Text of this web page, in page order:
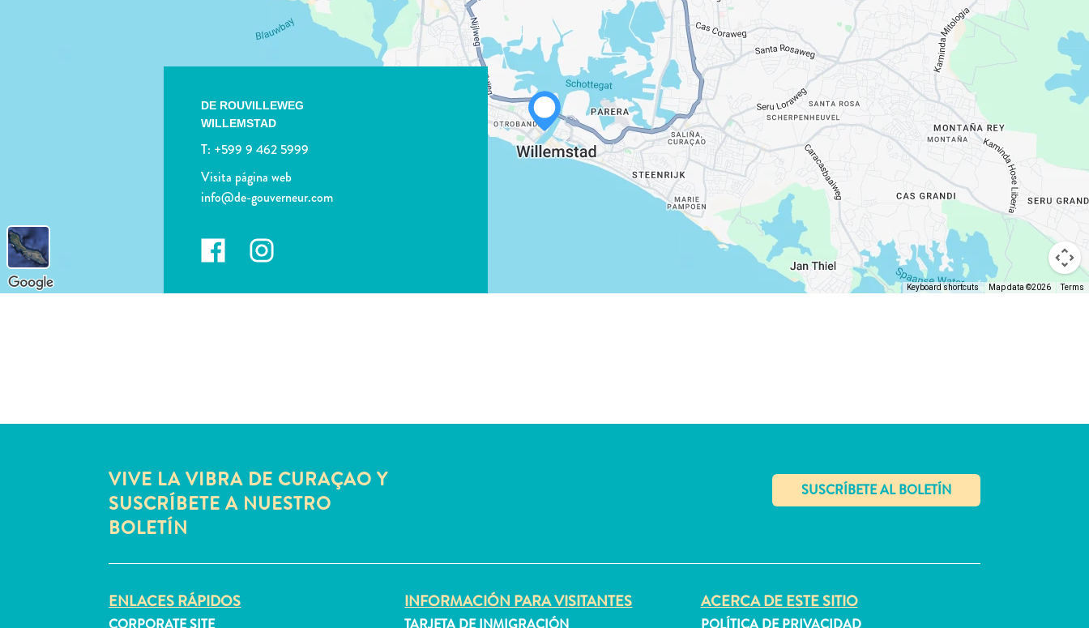
WHATSAPP
FACEBOOK
DE ROUVILLEWEG
WILLEMSTAD
T: +599 9 462 5999
Visita página web
info@de-gouverneur.com
Keyboard shortcuts Map data ©2026 Terms
VIVE LA VIBRA DE CURAÇAO Y
SUSCRÍBETE A NUESTRO
BOLETÍN
✕
ENLACES RÁPIDOS INFORMACIÓN PARA VISITANTES ACERCA DE ESTE SITIO